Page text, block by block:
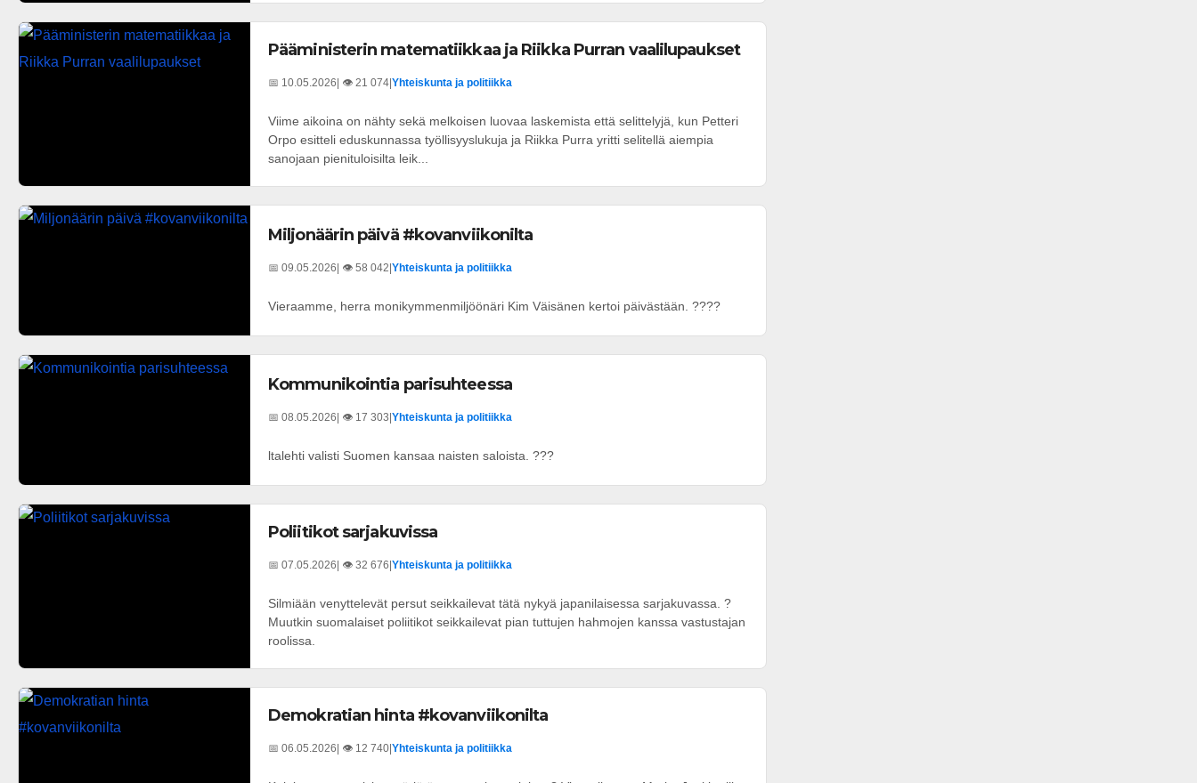
Pääministerin matematiikkaa ja Riikka Purran vaalilupaukset
📅 10.05.2026 | 👁️ 21 074 Yhteiskunta ja politiikka
Viime aikoina on nähty sekä melkoisen luovaa laskemista että selittelyjä, kun Petteri
Orpo esitteli eduskunnassa työllisyyslukuja ja Riikka Purra yritti selitellä aiempia
sanojaan pienituloisilta leik...
Miljonäärin päivä #kovanviikonilta
📅 09.05.2026 | 👁️ 58 042 Yhteiskunta ja politiikka
Vieraamme, herra monikymmenmiljöönäri Kim Väisänen kertoi päivästään. ????
Kommunikointia parisuhteessa
📅 08.05.2026 | 👁️ 17 303 Yhteiskunta ja politiikka
ltalehti valisti Suomen kansaa naisten saloista. ???
Poliitikot sarjakuvissa
📅 07.05.2026 | 👁️ 32 676 Yhteiskunta ja politiikka
Silmiään venyttelevät persut seikkailevat tätä nykyä japanilaisessa sarjakuvassa. ?
Muutkin suomalaiset poliitikot seikkailevat pian tuttujen hahmojen kanssa vastustajan
roolissa.
Demokratian hinta #kovanviikonilta
📅 06.05.2026 | 👁️ 12 740 Yhteiskunta ja politiikka